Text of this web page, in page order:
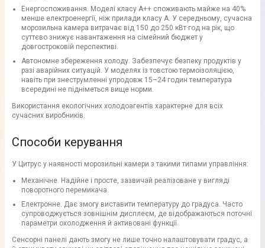
Енергоспоживання. Моделі класу A++ споживають майже на 40%
менше електроенергії, ніж прилади класу A. У середньому, сучасна
морозильна камера витрачає від 150 до 250 кВт·год на рік, що
суттєво знижує навантаження на сімейний бюджет у
довгостроковій перспективі.
Автономне збереження холоду. Забезпечує безпеку продуктів у
разі аварійних ситуацій. У моделях із товстою термоізоляцією,
навіть при знеструмленні упродовж 15–24 годин температура
всередині не підніметься вище норми.
Використання екологічних холодоагентів характерне для всіх
сучасних виробників.
Способи керування
У Цитрус у наявності морозильні камери з такими типами управління:
Механічне. Надійне і просте, зазвичай реалізоване у вигляді
поворотного перемикача.
Електронне. Дає змогу виставити температуру до градуса. Часто
супроводжується зовнішнім дисплеєм, де відображаються поточні
параметри охолодження й активовані функції.
Сенсорні панелі дають змогу не лише точно налаштовувати градус, а